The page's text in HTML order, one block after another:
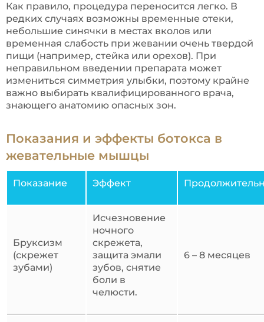
Как правило, процедура переносится легко. В
редких случаях возможны временные отеки,
небольшие синячки в местах вколов или
временная слабость при жевании очень твердой
пищи (например, стейка или орехов). При
неправильном введении препарата может
измениться симметрия улыбки, поэтому крайне
важно выбирать квалифицированного врача,
знающего анатомию опасных зон.
Показания и эффекты ботокса в
жевательные мышцы
Показание Эффект
Бруксизм
(скрежет
зубами)
Исчезновение
ночного
скрежета,
защита эмали
зубов, снятие
боли в
челюсти.
6 – 8 месяцев